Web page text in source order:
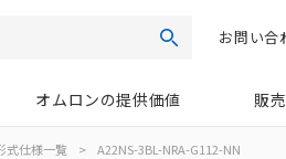
検索お問い合
オムロンの提供価値 販
式仕様一覧 > A22NS-3BL-NRA-G112-NN